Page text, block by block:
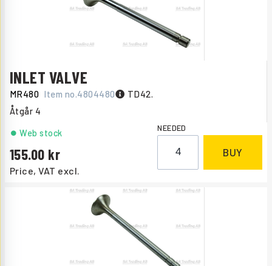
INLET VALVE
MR480 Item no.4804480 TD42.
Åtgår 4
Price, VAT excl.
155.00
Web stock NEEDED
BUY